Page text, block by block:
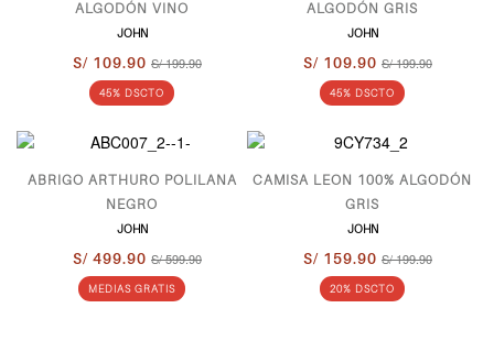
ALGODÓN VINO
JOHN
S/ 109.90 S/ 199.90
45% DSCTO
ALGODÓN GRIS
JOHN
S/ 109.90 S/ 199.90
45% DSCTO
ABRIGO ARTHURO POLILANA
NEGRO
JOHN
S/ 499.90 S/ 599.90
MEDIAS GRATIS
CAMISA LEON 100% ALGODÓN
GRIS
JOHN
S/ 159.90 S/ 199.90
20% DSCTO